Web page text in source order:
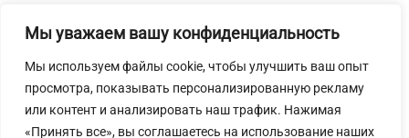
Мы уважаем вашу конфиденциальность
Мы используем файлы cookie, чтобы улучшить ваш опыт
просмотра, показывать персонализированную рекламу
или контент и анализировать наш трафик. Нажимая
«Принять все», вы соглашаетесь на использование наших
и нажмите кнопку купить